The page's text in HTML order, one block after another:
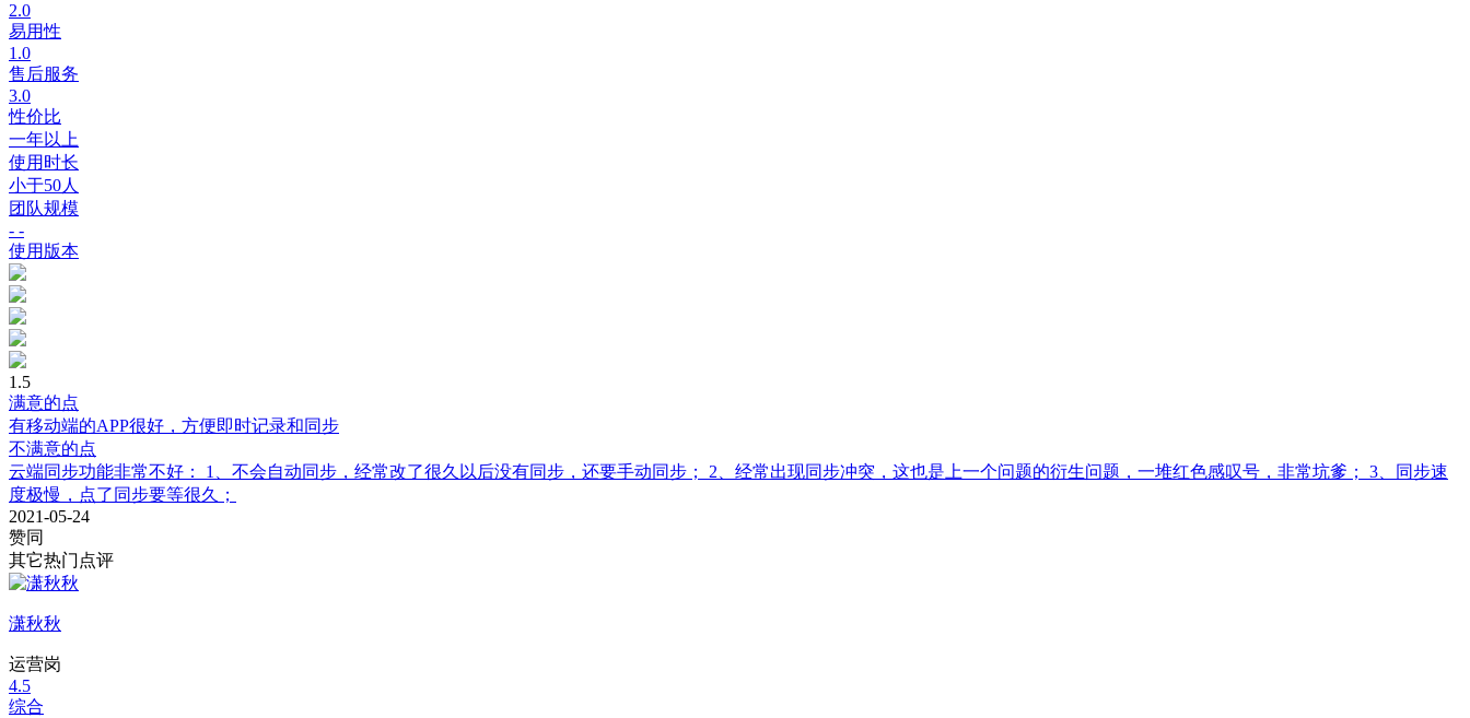
2.0
易用性
1.0
售后服务
3.0
性价比
一年以上
使用时长
小于50人
团队规模
- -
使用版本
1.5
满意的点
有移动端的APP很好，方便即时记录和同步
不满意的点
云端同步功能非常不好： 1、不会自动同步，经常改了很久以后没有同步，还要手动同步； 2、经常出现同步冲突，这也是上一个问题的衍生问题，一堆红色感叹号，非常坑爹； 3、同步速
度极慢，点了同步要等很久；
2021-05-24
赞同
其它热门点评
潇秋秋
运营岗
4.5
综合